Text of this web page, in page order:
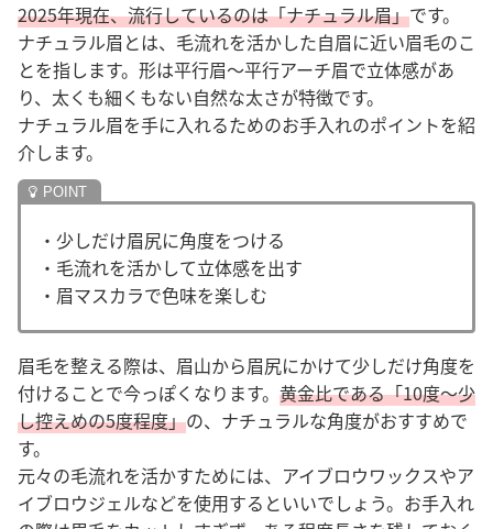
2025年現在、流行しているのは「ナチュラル眉」です。
ナチュラル眉とは、毛流れを活かした自眉に近い眉毛のこ
とを指します。形は平行眉〜平行アーチ眉で立体感があ
り、太くも細くもない自然な太さが特徴です。
ナチュラル眉を手に入れるためのお手入れのポイントを紹
介します。
・少しだけ眉尻に角度をつける
・毛流れを活かして立体感を出す
・眉マスカラで色味を楽しむ
眉毛を整える際は、眉山から眉尻にかけて少しだけ角度を
付けることで今っぽくなります。 黄金比である「10度〜少
し控えめの5度程度」の、ナチュラルな角度がおすすめで
す。
元々の毛流れを活かすためには、アイブロウワックスやア
イブロウジェルなどを使用するといいでしょう。お手入れ